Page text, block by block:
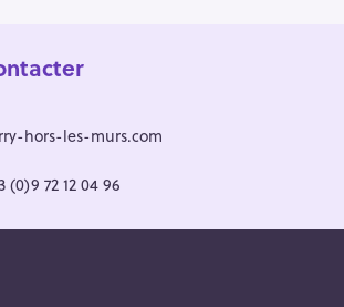
hors-les-murs.com
72 12 04 96